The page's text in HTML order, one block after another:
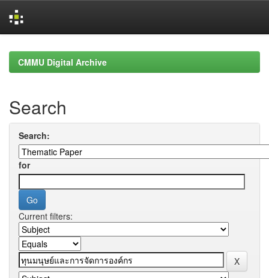
navigationCMMU Digital Archive
Search
Search:
for
Current filters: